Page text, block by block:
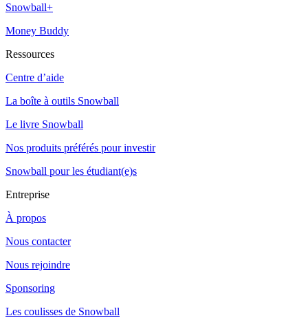
Snowball+
Money Buddy
Ressources
Centre d’aide
La boîte à outils Snowball
Le livre Snowball
Nos produits préférés pour investir
Snowball pour les étudiant(e)s
Entreprise
À propos
Nous contacter
Nous rejoindre
Sponsoring
Les coulisses de Snowball